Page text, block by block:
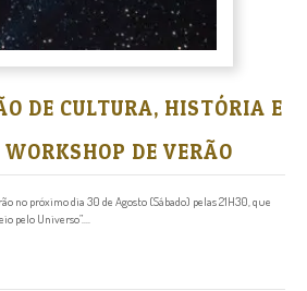
DE CULTURA, HISTÓRIA E
DE VERÃO
no próximo dia 30 de Agosto (Sábado) pelas 21H30, que
pelo Universo”....